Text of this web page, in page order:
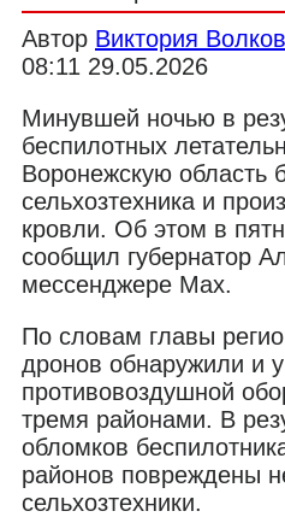
Автор Виктория
08:11 29.05.2026
Минувшей ночью в
беспилотных
Воронежскую область
сельхозтехника и
кровли. Об этом в
сообщил губернатор
мессенджере Max.
По словам главы
дронов обнаружили и
противовоздушной
тремя районами. В
обломков
районов повреждены
сельхозтехники.